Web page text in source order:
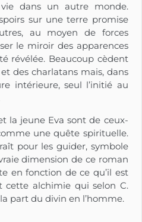
dans un autre monde.
sur une terre promise
au moyen de forces
le miroir des apparences
révélée. Beaucoup cèdent
des charlatans mais, dans
intérieure, seul l’initié au
la jeune Eva sont de ceux-
une quête spirituelle.
pour les guider, symbole
dimension de ce roman
en fonction de ce qu’il est
cette alchimie qui selon C.
part du divin en l’homme.